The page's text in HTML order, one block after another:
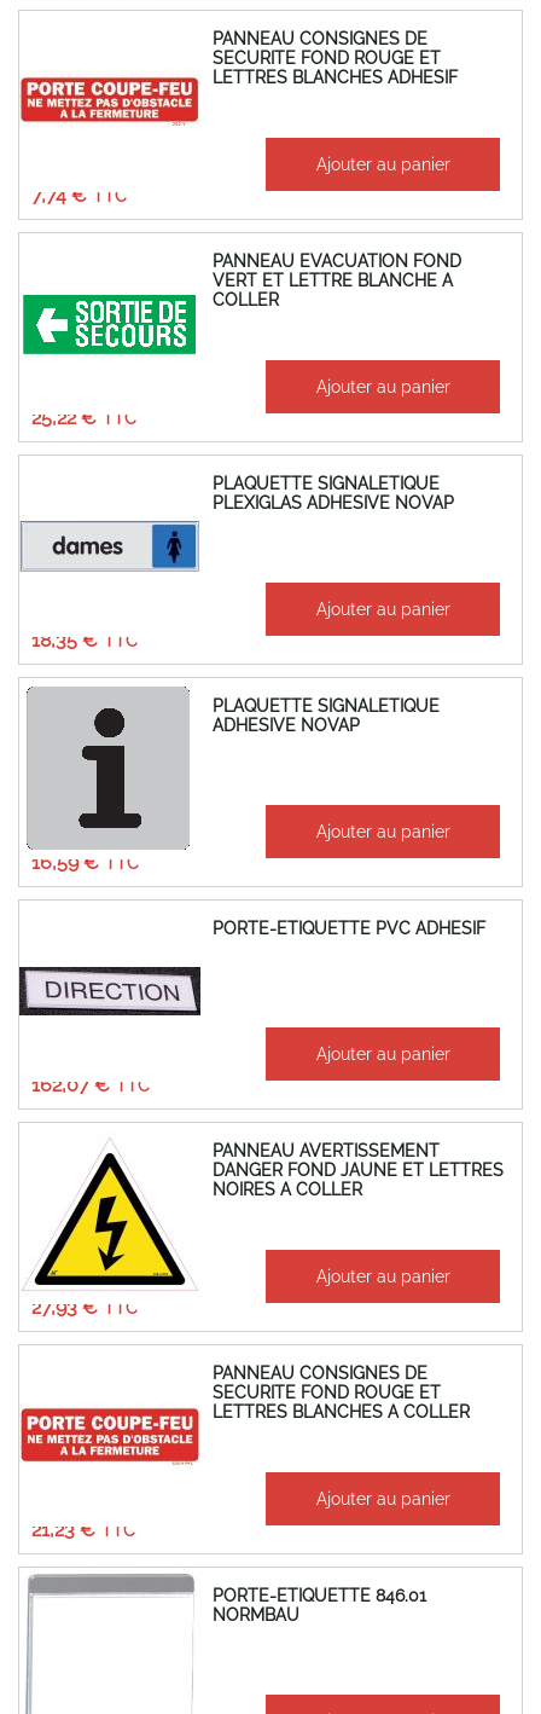
PANNEAU CONSIGNES DE
SECURITE FOND ROUGE ET
LETTRES BLANCHES ADHESIF
7,74 €
Ajouter au panier
PANNEAU EVACUATION FOND
VERT ET LETTRE BLANCHE A
COLLER
25,22 €
Ajouter au panier
PLAQUETTE SIGNALETIQUE
PLEXIGLAS ADHESIVE NOVAP
18,35 €
Ajouter au panier
PLAQUETTE SIGNALETIQUE
ADHESIVE NOVAP
À partir de
16,59 €
Ajouter au panier
PORTE-ETIQUETTE PVC ADHESIF
162,07 €
Ajouter au panier
PANNEAU AVERTISSEMENT
DANGER FOND JAUNE ET LETTRES
NOIRES A COLLER
À partir de
27,93 €
23,27 € Ajouter au panier
PANNEAU CONSIGNES DE
SECURITE FOND ROUGE ET
LETTRES BLANCHES A COLLER
21,23 €
Ajouter au panier
PORTE-ETIQUETTE 846.01
NORMBAU